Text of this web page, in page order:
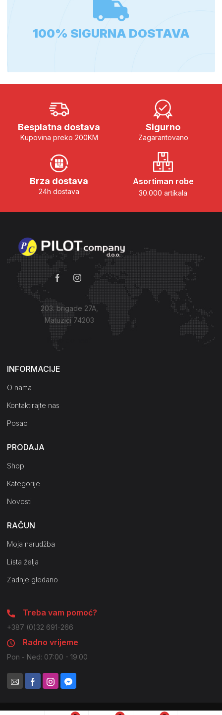
100% SIGURNA DOSTAVA
Besplatna dostava
Kupovina preko 200KM
Sigurno
Zagarantovano
Brza dostava
24h dostava
Asortiman robe
30.000 artikala
203. brigade 27A,
Matuzići 74203
Kako do nas?
INFORMACIJE
O nama
Kontaktirajte nas
Posao
PRODAJA
Shop
Kategorije
Novosti
RAČUN
Moja narudžba
Lista želja
Zadnje gledano
Treba vam pomoć?
+387 (0)32 691-266
Radno vrijeme
Pon - Ned: 07:00 - 19:00